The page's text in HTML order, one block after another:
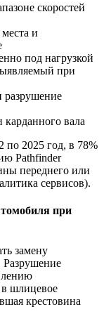
скоростей
и
под нагрузкой
при
разрушение
вала
по 2025 год, в 78%
Pathfinder
переднего или
сервисов).
при
замену
Разрушение
в шлицевое
крестовина